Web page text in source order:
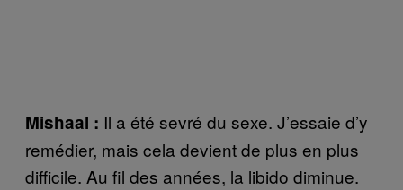
Mishaal : Il a été sevré du sexe. J’essaie d’y
remédier, mais cela devient de plus en plus
difficile. Au fil des années, la libido diminue.